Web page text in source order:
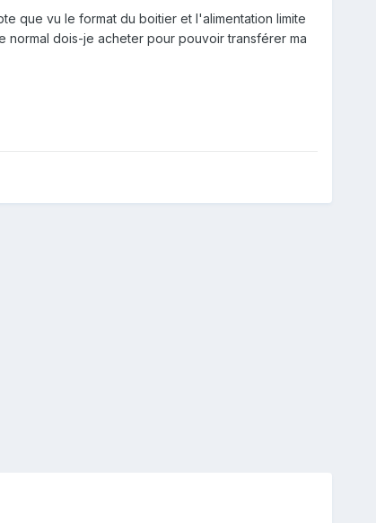
que vu le format du boitier et l'alimentation limite
normal dois-je acheter pour pouvoir transférer ma